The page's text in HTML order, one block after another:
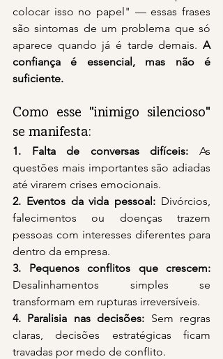
colocar isso no papel" — essas frases
são sintomas de um problema que só
aparece quando já é tarde demais. A
confiança é essencial, mas não é
suficiente.
Como esse "inimigo silencioso"
se manifesta:
1. Falta de conversas difíceis: As
questões mais importantes são adiadas
até virarem crises emocionais.
2. Eventos da vida pessoal: Divórcios,
falecimentos ou doenças trazem
pessoas com interesses diferentes para
dentro da empresa.
Desalinhamentos simples se
transformam em rupturas irreversíveis.
4. Paralisia nas decisões: Sem regras
claras, decisões estratégicas ficam
travadas por medo de conflito.